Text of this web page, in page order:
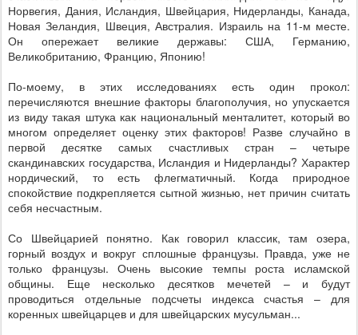
Норвегия, Дания, Исландия, Швейцария, Нидерланды, Канада,
Новая Зеландия, Швеция, Австралия. Израиль на 11-м месте.
Он опережает великие державы: США, Германию,
Великобританию, Францию, Японию!
По-моему, в этих исследованиях есть один прокол:
перечисляются внешние факторы благополучия, но упускается
из виду такая штука как национальный менталитет, который во
многом определяет оценку этих факторов! Разве случайно в
первой десятке самых счастливых стран – четыре
скандинавских государства, Исландия и Нидерланды? Характер
нордический, то есть флегматичный. Когда природное
спокойствие подкрепляется сытной жизнью, нет причин считать
себя несчастным.
Со Швейцарией понятно. Как говорил классик, там озера,
горный воздух и вокруг сплошные французы. Правда, уже не
только французы. Очень высокие темпы роста исламской
общины. Еще несколько десятков мечетей – и будут
проводиться отдельные подсчеты индекса счастья – для
коренных швейцарцев и для швейцарских мусульман...